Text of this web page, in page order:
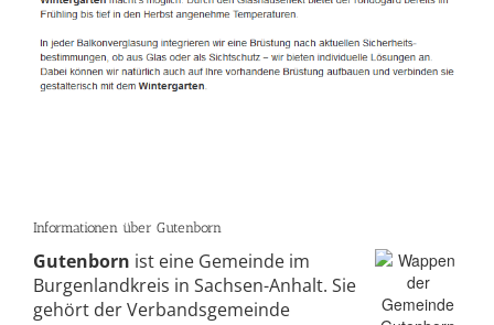
Informationen über Gutenborn
Gutenborn ist eine Gemeinde im
Burgenlandkreis in Sachsen-Anhalt. Sie
gehört der Verbandsgemeinde